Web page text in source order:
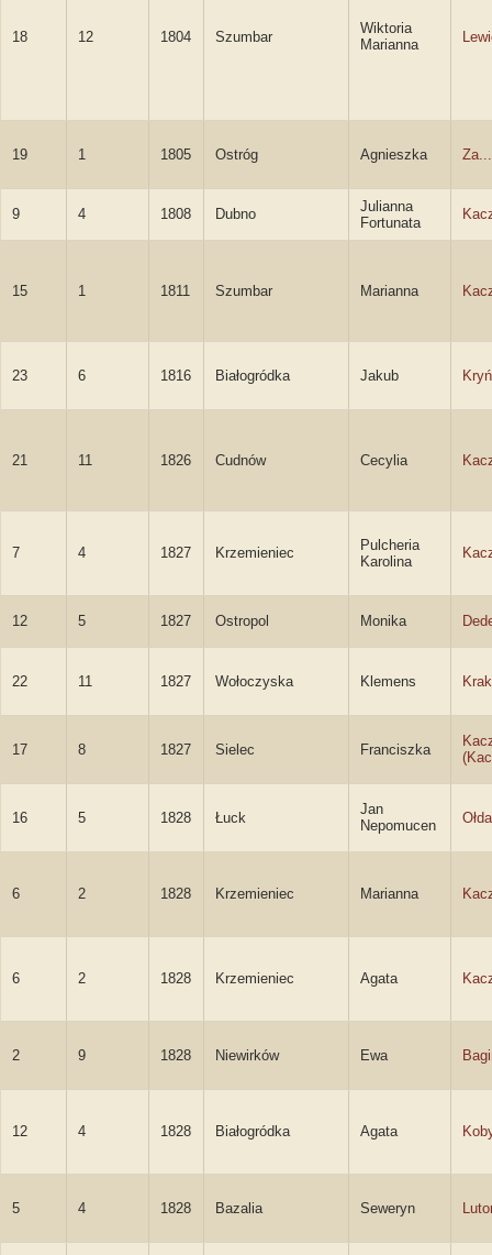
18 12 1804 Szumbar
Wiktoria
Marianna
19 1 1805 Ostróg Agnieszka
9 4 1808 Dubno
Julianna
Fortunata
15 1 1811 Szumbar Marianna
23 6 1816 Białogródka Jakub
21 11 1826 Cudnów Cecylia
7 4 1827 Krzemieniec
Pulcheria
Karolina
12 5 1827 Ostropol Monika
22 11 1827 Wołoczyska Klemens
17 8 1827 Sielec Franciszka
16 5 1828 Łuck
Jan
Nepomucen
6 2 1828 Krzemieniec Marianna
6 2 1828 Krzemieniec Agata
2 9 1828 Niewirków Ewa
12 4 1828 Białogródka Agata
5 4 1828 Bazalia Seweryn